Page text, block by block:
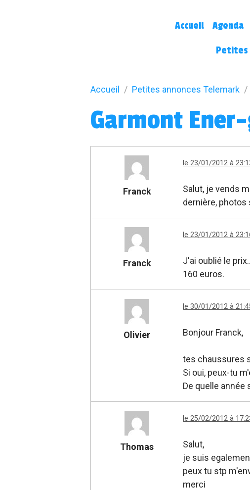
Accueil Agenda
Petites
Accueil Petites annonces Telemark
Garmont
Franck
le 23/01/2012 à
Salut, je vends
dernière, photos
Franck
le 23/01/2012 à
J'ai oublié le
160 euros.
Olivier
le 30/01/2012 à
Bonjour Franck,
tes chaussures
Si oui, peux-tu
De quelle année
Thomas
le 25/02/2012 à
Salut,
je suis
peux tu stp
merci